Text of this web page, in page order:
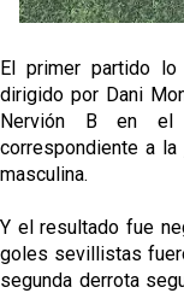
El primer partido lo
dirigido por Dani
Nervión B en el
correspondiente a
masculina.
Y el resultado fue
goles sevillistas
segunda derrota